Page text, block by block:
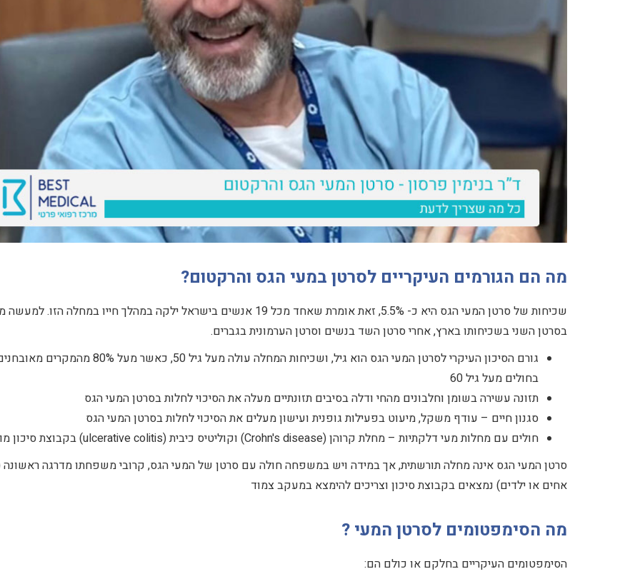
מה הם הגורמים העיקריים לסרטן במעי הגס והרקטום?
שכיחות של סרטן המעי הגס היא כ- 5.5%, זאת אומרת שאחד מכל 19 אנשים בישראל ילקה במהלך חייו במחלה הזו.
בסרטן השני בשכיחותו בארץ, אחרי סרטן השד בנשים וסרטן הערמונית בגברים.
גורם הסיכון העיקרי לסרטן המעי הגס הוא גיל, ושכיחות המחלה עולה מעל גיל 50, כאשר מעל 80% מהמקרים
בחולים מעל גיל 60
תזונה עשירה בשומן וחלבונים מהחי ודלה בסיבים תזונתיים מעלה את הסיכוי לחלות בסרטן המעי הגס
סגנון חיים – עודף משקל, מיעוט בפעילות גופנית ועישון מעלים את הסיכוי לחלות בסרטן המעי הגס
חולים עם מחלות מעי דלקתיות – מחלת קרוהן (Crohn's disease) וקוליטיס כיבית (ulcerative colitis) בקבוצת סיכון מוגברת.
סרטן המעי הגס אינה מחלה תורשתית, אך במידה ויש במשפחה חולה עם סרטן של המעי הגס, קרובי משפחתו מדרגה ראשונה
אחים או ילדים) נמצאים בקבוצת סיכון וצריכים להימצא במעקב צמוד
מה הסימפטומים לסרטן המעי ?
הסימפטומים העיקריים בחלקם או כולם הם: